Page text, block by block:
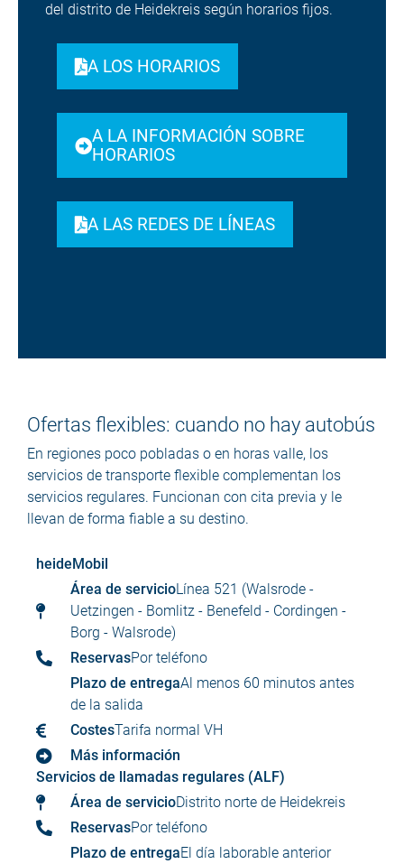
del distrito de Heidekreis según horarios fijos.
A LOS HORARIOS
A LA INFORMACIÓN SOBRE
HORARIOS
A LAS REDES DE LÍNEAS
Ofertas flexibles: cuando no hay autobús
En regiones poco pobladas o en horas valle, los
servicios de transporte flexible complementan los
servicios regulares. Funcionan con cita previa y le
llevan de forma fiable a su destino.
heideMobil
Área de servicioLínea 521 (Walsrode -
Uetzingen - Bomlitz - Benefeld - Cordingen -
Borg - Walsrode)
ReservasPor teléfono
Plazo de entregaAl menos 60 minutos antes
de la salida
CostesTarifa normal VH
Más información
Servicios de llamadas regulares (ALF)
Área de servicioDistrito norte de Heidekreis
ReservasPor teléfono
Plazo de entregaEl día laborable anterior